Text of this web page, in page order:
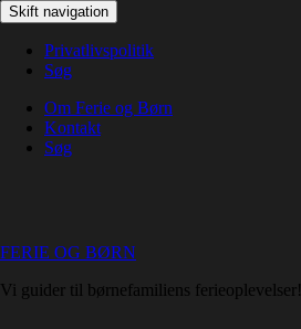
Skip
to
content
Skift navigation
Privatlivspolitik
Søg
Om Ferie og Børn
Kontakt
Søg
FERIE OG BØRN
Vi guider til børnefamiliens ferieoplevelser!